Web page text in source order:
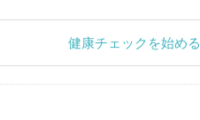
健康チェックを始める